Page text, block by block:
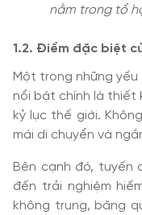
nằm trong tổ
1.2. Điểm đặc biệt
Một trong những yếu
nổi bật chính là thiết
kỷ lục thế giới.
mái di chuyển và
Bên cạnh đó, tuyến
đến trải nghiệm
không trung, băng